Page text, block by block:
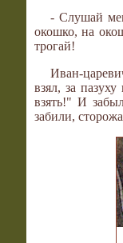
- Слушай
окошко, на
трогай!
Иван-
взял, за
взять!" И
забили,